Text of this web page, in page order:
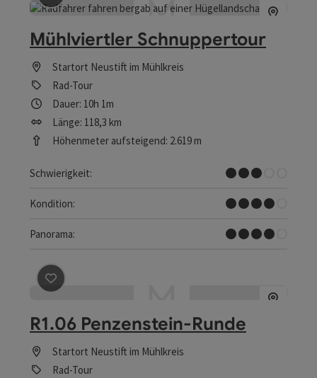
Beitrag merken: Mühlviertler Schnuppertour
Mühlviertler Schnuppertour
Startort Neustift im Mühlkreis
Rad-Tour
Dauer: 10h 1m
Länge: 118,3 km
Höhenmeter aufsteigend: 2.619 m
Schwierigkeit:
Mittel
Kondition:
Schwer
Panorama:
Tolles Panorama
Beitrag merken
R1.06 Penzenstein-Runde
Startort Neustift im Mühlkreis
Rad-Tour